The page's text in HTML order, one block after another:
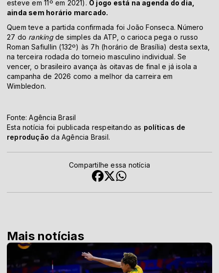
esteve em 11º em 2021). O jogo está na agenda do dia,
ainda sem horário marcado.
Quem teve a partida confirmada foi João Fonseca. Número
27 do rankingde simples da ATP, o carioca pega o russo
Roman Safiullin (132º) às 7h (horário de Brasília) desta sexta,
na terceira rodada do torneio masculino individual. Se
vencer, o brasileiro avança às oitavas de final e já isola a
campanha de 2026 como a melhor da carreira em
Wimbledon.
Fonte: Agência Brasil
Esta notícia foi publicada respeitando as políticas de
reprodução da Agência Brasil.
Compartilhe essa notícia
Mais notícias